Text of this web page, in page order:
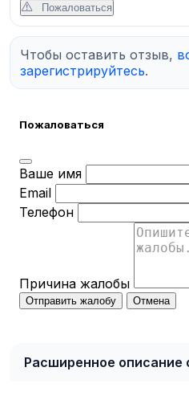
Пожаловаться
Чтобы оставить отзыв,
зарегистрируйтесь.
Пожаловаться
Ваше имя
Email
Телефон
Причина жалобы
Отправить жалобу Отмена
Расширенное описание